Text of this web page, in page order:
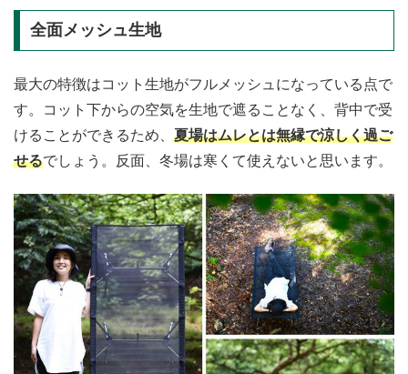
全面メッシュ生地
最大の特徴はコット生地がフルメッシュになっている点で
す。コット下からの空気を生地で遮ることなく、背中で受
けることができるため、 夏場はムレとは無縁で涼しく過ご
せるでしょう。反面、冬場は寒くて使えないと思います。